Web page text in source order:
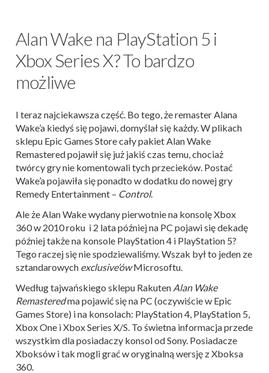
Alan Wake na PlayStation 5 i
Xbox Series X? To bardzo
możliwe
I teraz najciekawsza część. Bo tego, że remaster Alana
Wake’a kiedyś się pojawi, domyślał się każdy. W plikach
sklepu Epic Games Store cały pakiet Alan Wake
Remastered pojawił się już jakiś czas temu, chociaż
twórcy gry nie komentowali tych przecieków. Postać
Wake’a pojawiła się ponadto w dodatku do nowej gry
Remedy Entertainment – Control.
Ale że Alan Wake wydany pierwotnie na konsolę Xbox
360w 2010 roku i 2 lata później na PC pojawi się dekadę
później także na konsole PlayStation 4 i PlayStation 5?
Tego raczej się nie spodziewaliśmy. Wszak był to jeden ze
sztandarowych exclusive’ówMicrosoftu.
Według tajwańskiego sklepu Rakuten Alan Wake
Remasteredma pojawić się na PC (oczywiście w Epic
Games Store) i na konsolach: PlayStation 4, PlayStation 5,
Xbox One i Xbox Series X/S. To świetna informacja przede
wszystkim dla posiadaczy konsol od Sony. Posiadacze
Xboksów i tak mogli grać w oryginalną wersję z Xboksa
360.